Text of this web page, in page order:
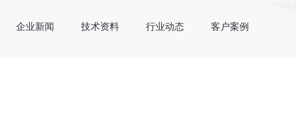
企业新闻 技术资料 行业动态 客户案例